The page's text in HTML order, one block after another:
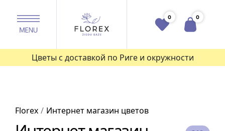
0 0
Цветы с доставкой по Риге и окружности
Florex Интернет магазин цветов